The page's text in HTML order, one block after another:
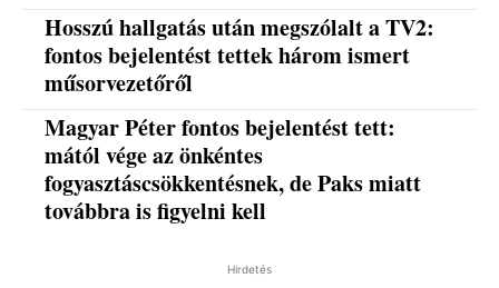
Hosszú hallgatás után megszólalt a TV2:
fontos bejelentést tettek három ismert
műsorvezetőről
Magyar Péter fontos bejelentést tett:
mától vége az önkéntes
fogyasztáscsökkentésnek, de Paks miatt
továbbra is figyelni kell
Hirdetés